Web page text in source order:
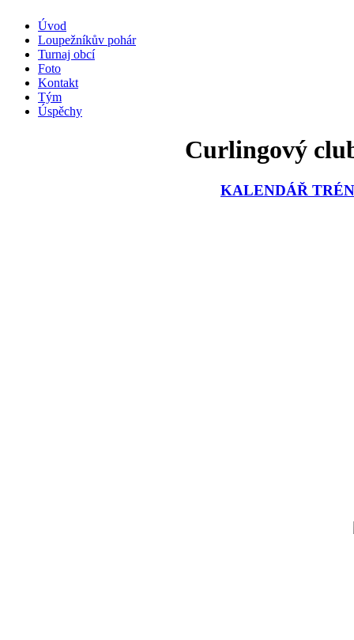
Úvod
Loupežníkův pohár
Turnaj obcí
Foto
Kontakt
Tým
Úspěchy
Curlingový
KALENDÁŘ